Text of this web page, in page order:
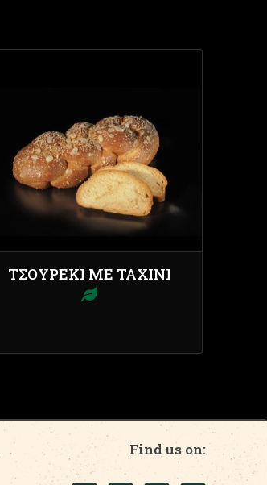
ΤΣΟΥΡΈΚΙ ΜΕ ΤΑΧΊΝΙ
Find us on: